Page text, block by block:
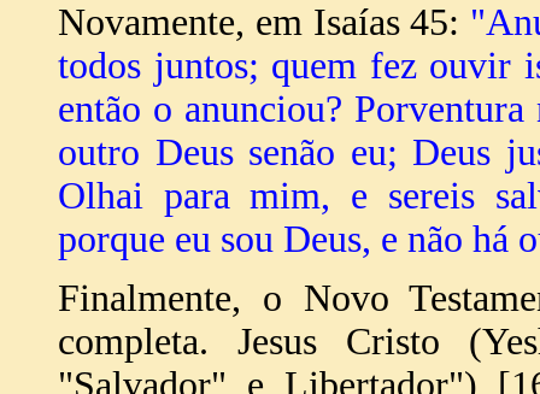
Novamente, em Isaías 45:
todos juntos; quem fez ouvir
então o anunciou?
outro Deus senão eu; Deus
Olhai para mim, e sereis
porque eu sou Deus, e não há
Finalmente, o Novo
completa. Jesus Cristo
"Salvador" e Libertador")